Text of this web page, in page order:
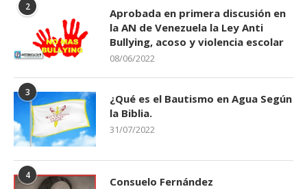
2
Aprobada en primera discusión en
la AN de Venezuela la Ley Anti
Bullying, acoso y violencia escolar
08/06/2022
3
¿Qué es el Bautismo en Agua Según
la Biblia.
31/07/2022
4 Consuelo Fernández